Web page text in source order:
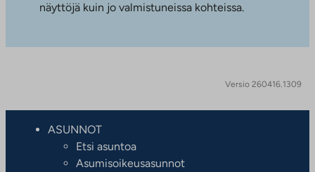
näyttöjä kuin jo valmistuneissa kohteissa.
Versio 260416.1309
ASUNNOT
Etsi asuntoa
Asumisoikeusasunnot